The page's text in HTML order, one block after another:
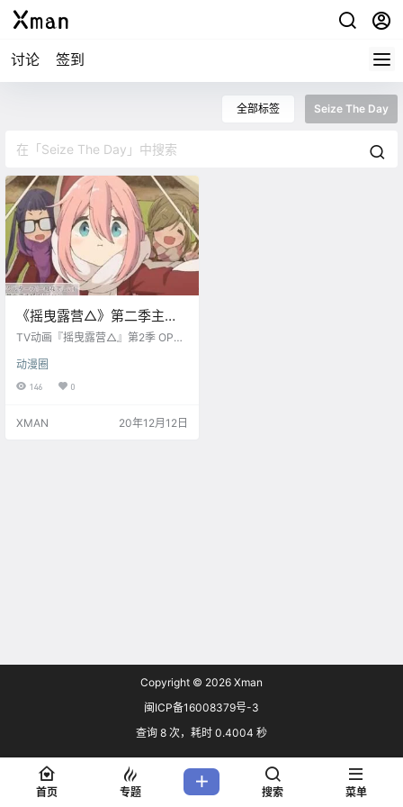
讨论 签到
全部标签 Seize The Day
《摇曳露营△》第二季主题
曲 亚咲花「Seize The
TV动画『摇曳露营△』第2季 OP主
咲花）公布 [作词・作曲：永塚健登
／编曲：立山秋航]
动漫圈
146 0
XMAN 20年12月12日
Copyright © 2026 Xman
闽ICP备16008379号-3
查询 8 次，耗时 0.4004 秒
首页 专题 搜索 菜单